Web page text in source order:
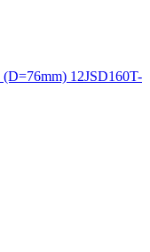
12JSD160T-